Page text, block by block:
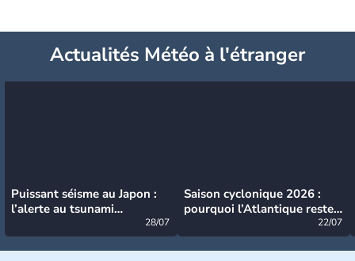
Actualités Météo à l'étranger
Puissant séisme au Japon :
l’alerte au tsunami
28/07
Saison cyclonique 2026 :
pourquoi l’Atlantique reste
22/07